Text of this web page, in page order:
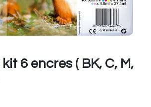
6 encres ( BK, C, M,